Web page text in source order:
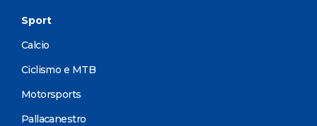
Sport
Calcio
Ciclismo e MTB
Motorsports
Pallacanestro